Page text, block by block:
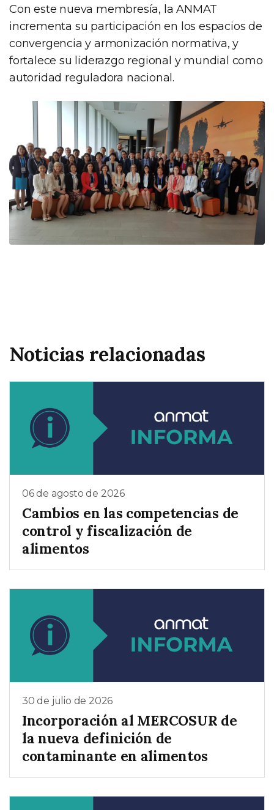
Con este nueva membresía, la ANMAT
incrementa su participación en los espacios de
convergencia y armonización normativa, y
fortalece su liderazgo regional y mundial como
autoridad reguladora nacional.
Noticias relacionadas
06 de agosto de 2026
Cambios en las competencias de
control y fiscalización de
alimentos
30 de julio de 2026
Incorporación al MERCOSUR de
la nueva definición de
contaminante en alimentos